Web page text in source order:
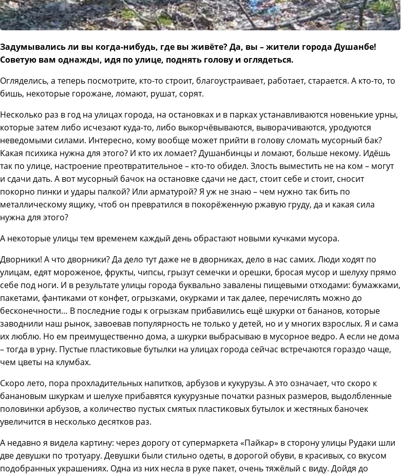
Задумывались ли вы когда-нибудь, где вы живёте? Да, вы – жители города Душанбе!
Советую вам однажды, идя по улице, поднять голову и оглядеться.
Огляделись, а теперь посмотрите, кто-то строит, благоустраивает, работает, старается. А кто-то, то
бишь, некоторые горожане, ломают, рушат, сорят.
Несколько раз в год на улицах города, на остановках и в парках устанавливаются новенькие урны,
которые затем либо исчезают куда-то, либо выкорчёвываются, выворачиваются, уродуются
неведомыми силами. Интересно, кому вообще может прийти в голову сломать мусорный бак?
Какая психика нужна для этого? И кто их ломает? Душанбинцы и ломают, больше некому. Идёшь
так по улице, настроение преотвратительное – кто-то обидел. Злость выместить не на ком – могут
и сдачи дать. А вот мусорный бачок на остановке сдачи не даст, стоит себе и стоит, сносит
покорно пинки и удары палкой? Или арматурой? Я уж не знаю – чем нужно так бить по
металлическому ящику, чтоб он превратился в покорёженную ржавую груду, да и какая сила
нужна для этого?
А некоторые улицы тем временем каждый день обрастают новыми кучками мусора.
Дворники! А что дворники? Да дело тут даже не в дворниках, дело в нас самих. Люди ходят по
улицам, едят мороженое, фрукты, чипсы, грызут семечки и орешки, бросая мусор и шелуху прямо
себе под ноги. И в результате улицы города буквально завалены пищевыми отходами: бумажками,
пакетами, фантиками от конфет, огрызками, окурками и так далее, перечислять можно до
бесконечности… В последние годы к огрызкам прибавились ещё шкурки от бананов, которые
заводнили наш рынок, завоевав популярность не только у детей, но и у многих взрослых. Я и сама
их люблю. Но ем преимущественно дома, а шкурки выбрасываю в мусорное ведро. А если не дома
– тогда в урну. Пустые пластиковые бутылки на улицах города сейчас встречаются гораздо чаще,
чем цветы на клумбах.
Скоро лето, пора прохладительных напитков, арбузов и кукурузы. А это означает, что скоро к
банановым шкуркам и шелухе прибавятся кукурузные початки разных размеров, выдолбленные
половинки арбузов, а количество пустых смятых пластиковых бутылок и жестяных баночек
увеличится в несколько десятков раз.
А недавно я видела картину: через дорогу от супермаркета «Пайкар» в сторону улицы Рудаки шли
две девушки по тротуару. Девушки были стильно одеты, в дорогой обуви, в красивых, со вкусом
подобранных украшениях. Одна из них несла в руке пакет, очень тяжёлый с виду. Дойдя до